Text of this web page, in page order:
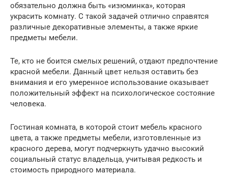
обязательно должна быть «изюминка», которая
украсить комнату. С такой задачей отлично справятся
различные декоративные элементы, а также яркие
предметы мебели.
Те, кто не боится смелых решений, отдают предпочтение
красной мебели. Данный цвет нельзя оставить без
внимания и его умеренное использование оказывает
положительный эффект на психологическое состояние
человека.
Гостиная комната, в которой стоит мебель красного
цвета, а также предметы мебели, изготовленные из
красного дерева, могут подчеркнуть удачно высокий
социальный статус владельца, учитывая редкость и
стоимость природного материала.